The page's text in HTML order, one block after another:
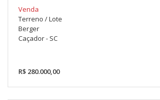
Venda
Terreno / Lote
Berger
Caçador - SC
R$ 280.000,00